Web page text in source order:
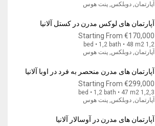
آپارتمان, دوبلکس, پنت هوس
آپارتمان های لوکس مدرن در کستل آلانیا
Starting From €170,000
1,2 bed • 1,2 bath • 48 m2
آپارتمان, دوبلکس, پنت هوس
آپارتمان های مدرن منحصر به فرد در اوبا آلانیا
Starting From €299,000
1,2,3 bed • 1,2 bath • 47 m2
آپارتمان, دوبلکس, پنت هوس
آپارتمان های مدرن در آوسالار آلانیا